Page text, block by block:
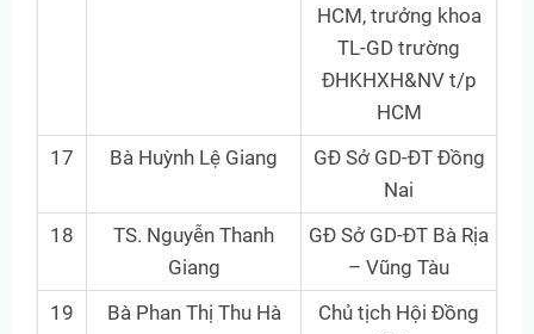
HCM, trưởng khoa
TL-GD trường
ĐHKHXH&NV t/p
HCM
17
Bà Huỳnh Lệ Giang
GĐ Sở GD-ĐT Đồng
Nai
18
TS. Nguyễn Thanh
Giang
GĐ Sở GD-ĐT Bà Rịa
– Vũng Tàu
19
Bà Phan Thị Thu Hà
Chủ tịch Hội Đồng